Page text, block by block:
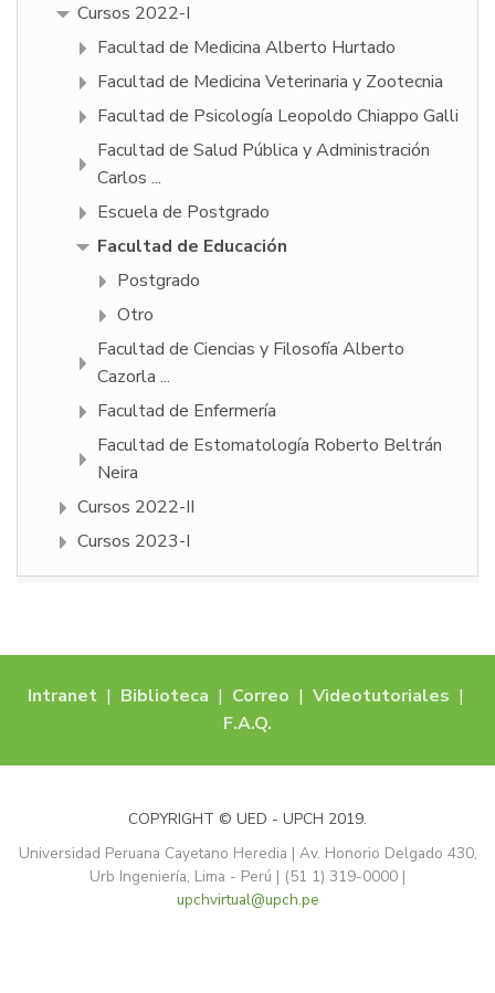
Cursos 2022-I
Facultad de Medicina Alberto Hurtado
Facultad de Medicina Veterinaria y Zootecnia
Facultad de Psicologí­a Leopoldo Chiappo Galli
Facultad de Salud Pública y Administración
Carlos ...
Escuela de Postgrado
Facultad de Educación
Postgrado
Otro
Facultad de Ciencias y Filosofí­a Alberto
Cazorla ...
Facultad de Enfermería
Facultad de Estomatología Roberto Beltrán
Neira
Cursos 2022-II
Cursos 2023-I
Intranet| Biblioteca | Correo | Videotutoriales |
F.A.Q.
COPYRIGHT © UED - UPCH 2019.
Universidad Peruana Cayetano Heredia | Av. Honorio Delgado 430,
Urb Ingeniería, Lima - Perú | (51 1) 319-0000 |
upchvirtual@upch.pe